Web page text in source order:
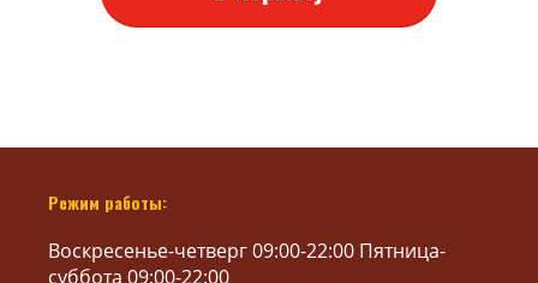
Режим работы:
Воскресенье-четверг 09:00-22:00 Пятница-
суббота 09:00-22:00